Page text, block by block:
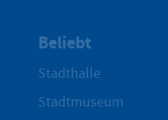
Beliebt
Stadthalle
Stadtmuseum